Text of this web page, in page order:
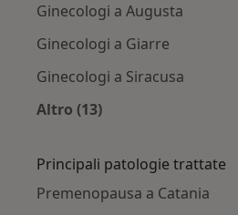
Ginecologi a Augusta
Ginecologi a Giarre
Ginecologi a Siracusa
Altro (13)
Principali patologie trattate
Premenopausa a Catania